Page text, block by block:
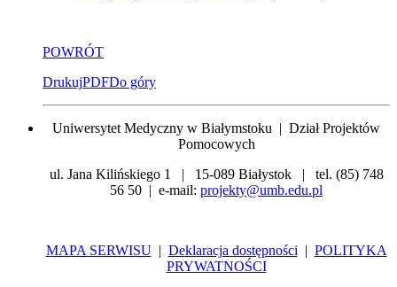
POWRÓT
DrukujPDFDo góry
Uniwersytet Medyczny w Białymstoku | Dział Projektów
Pomocowych
ul. Jana Kilińskiego 1 | 15-089 Białystok | tel. (85) 748
56 50 | e-mail: projekty@umb.edu.pl
MAPA SERWISU| Deklaracja dostępności | POLITYKA
PRYWATNOŚCI